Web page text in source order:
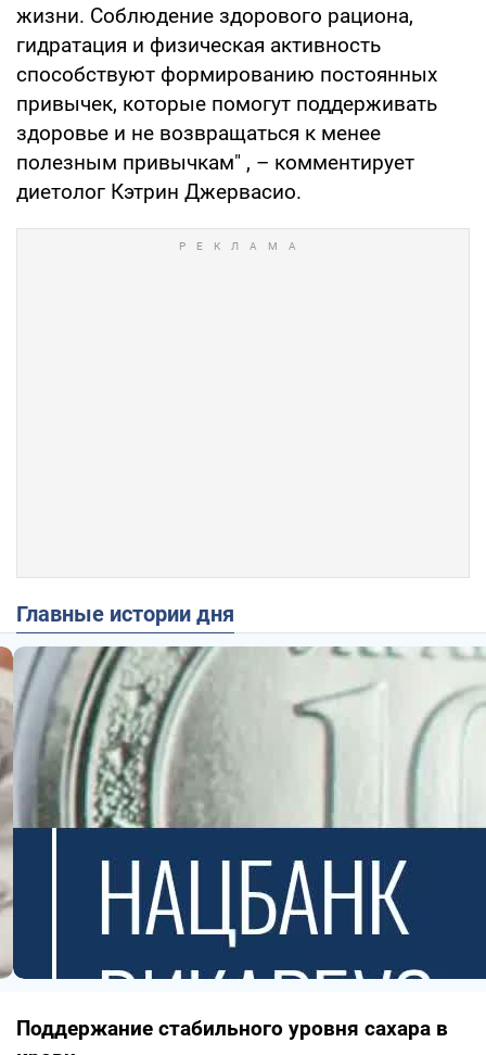
жизни. Соблюдение здорового рациона,
гидратация и физическая активность
способствуют формированию постоянных
привычек, которые помогут поддерживать
здоровье и не возвращаться к менее
полезным привычкам" , – комментирует
диетолог Кэтрин Джервасио.
Главные истории дня
Поддержание стабильного уровня сахара в